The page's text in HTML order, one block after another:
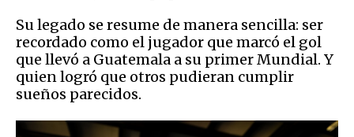
Su legado se resume de manera sencilla: ser
recordado como el jugador que marcó el gol
que llevó a Guatemala a su primer Mundial. Y
quien logró que otros pudieran cumplir
sueños parecidos.